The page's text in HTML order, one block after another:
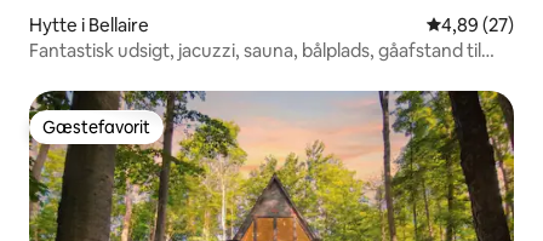
Hytte i Bellaire 4,89 ud af 5 i
4,89 (27)
Fantastisk udsigt, jacuzzi, sauna, bålplads, gåafstand til
Gæstefavorit
Gæstefavorit